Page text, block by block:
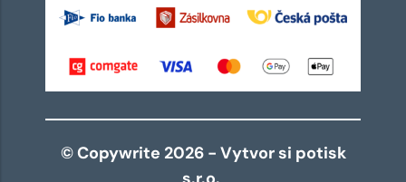
© Copywrite 2026 - Vytvor si potisk